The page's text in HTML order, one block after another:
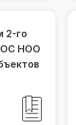
2-го
НОО